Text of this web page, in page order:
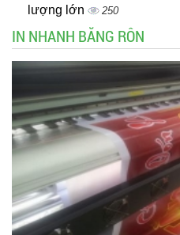
lượng lớn 250
IN NHANH BĂNG RÔN